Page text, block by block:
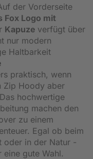
der Vorderseite
Fox Logo mit
Kapuze verfügt über
nur modern
Haltbarkeit
praktisch, wenn
Zip Hoody aber
hochwertige
machen den
zu einem
Egal ob beim
oder in der Natur -
eine gute Wahl.